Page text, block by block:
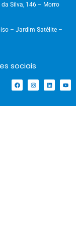
Silva, 146 – Morro
– Jardim Satélite –
sociais